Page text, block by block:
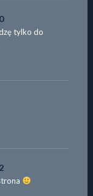
tylko do